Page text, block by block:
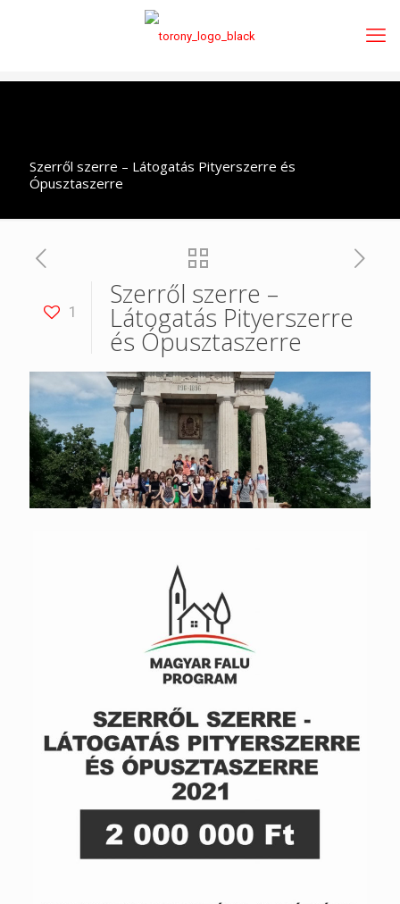
Szerről szerre – Látogatás Pityerszerre és
Ópusztaszerre
1
Szerről szerre –
Látogatás Pityerszerre
és Ópusztaszerre